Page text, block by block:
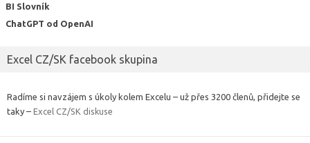
BI Slovník
ChatGPT od OpenAI
Excel CZ/SK facebook skupina
Radíme si navzájem s úkoly kolem Excelu – už přes 3200 členů, přidejte se
taky – Excel CZ/SK diskuse